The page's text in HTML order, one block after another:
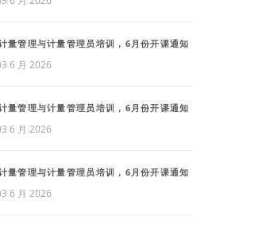
量管理与计量管理员培训，6月份开课通知
6 月 2026
量管理与计量管理员培训，6月份开课通知
6 月 2026
量管理与计量管理员培训，6月份开课通知
6 月 2026